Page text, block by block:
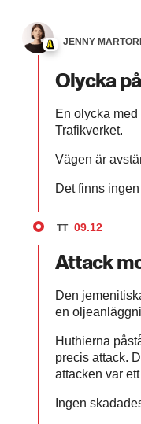
JENNY
Olycka
En olycka
Trafikverket.
Vägen är
Det finns
TT 09.12
Attack
Den
en
Huthierna
precis attack.
attacken var
Ingen